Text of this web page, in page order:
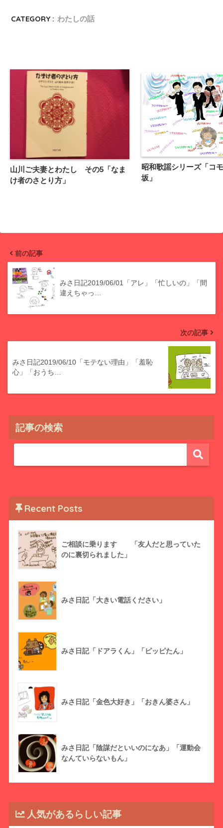
CATEGORY : わたしの話
山川ご夫妻とわたし その5「なま
け者のさとり方」
昭和歌謡シリーズ「コ
坂」
前の記事
みさ日記2019/06/01「アレ」「忙しいの」「間
違えちゃっ…
次の記事
みさ日記2019/06/10「モテない理由」「羞恥
心」「おうち…
記事の検索
Recent Posts
ご相談に乗ります 「友人だと思っていた
のに裏切られました」
みさ日記「大きい電話ください」
みさ日記「ドアラくん」「ピッピたん」
みさ日記「金色大好き」「おきん婆さん」
みさ日記「陰謀だといいのになあ」「運動会
なんていらないもん」
人気があるらしい記事